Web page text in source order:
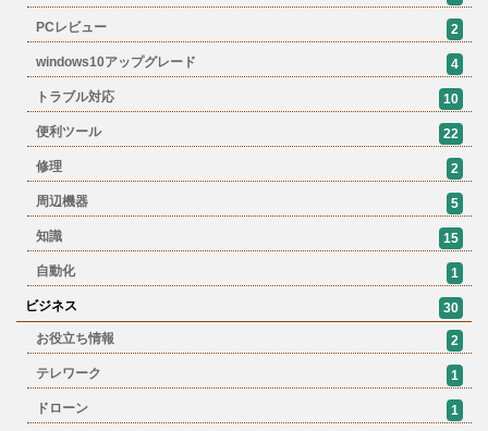
PCレビュー 2
windows10アップグレード 4
トラブル対応 10
便利ツール 22
修理 2
周辺機器 5
知識 15
自動化 1
ビジネス
30
お役立ち情報
2
テレワーク 1
ドローン 1